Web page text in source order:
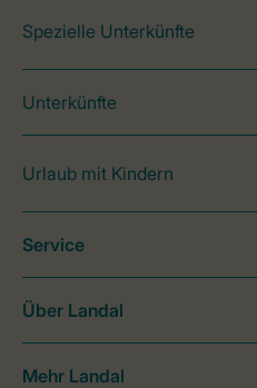
Spezielle Unterkünfte
Unterkünfte
Urlaub mit Kindern
Service
Über Landal
Mehr Landal